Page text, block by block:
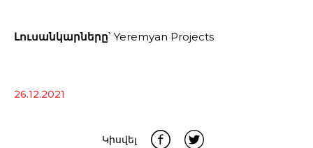
Լուսանկարները՝ Yeremyan Projects
26.12.2021
Կիսվել